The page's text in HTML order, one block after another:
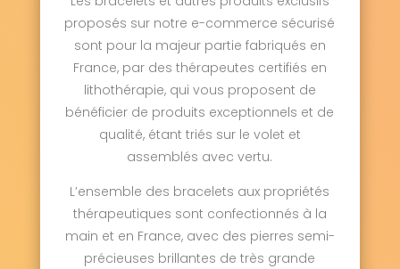
proposés sur notre e-commerce sécurisé
sont pour la majeur partie fabriqués en
France, par des thérapeutes certifiés en
lithothérapie, qui vous proposent de
bénéficier de produits exceptionnels et de
qualité, étant triés sur le volet et
assemblés avec vertu.
L’ensemble des bracelets aux propriétés
thérapeutiques sont confectionnés à la
main et en France, avec des pierres semi-
précieuses brillantes de très grande